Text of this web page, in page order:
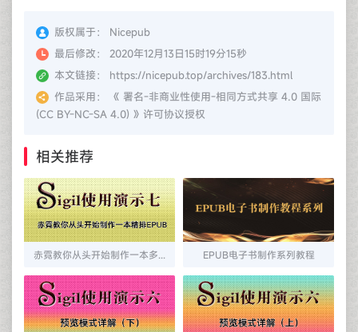
版权属于：
Nicepub
最后修改：
2020年12月13日15时19分15秒
本文链接：
https://nicepub.top/archives/183.html
作品采用：
《 署名-非商业性使用-相同方式共享 4.0 国际
(CC BY-NC-SA 4.0) 》许可协议授权
相关推荐
赤霓教你从头开始制作一本多看精排EPUB EPUB电子书制作系列教程